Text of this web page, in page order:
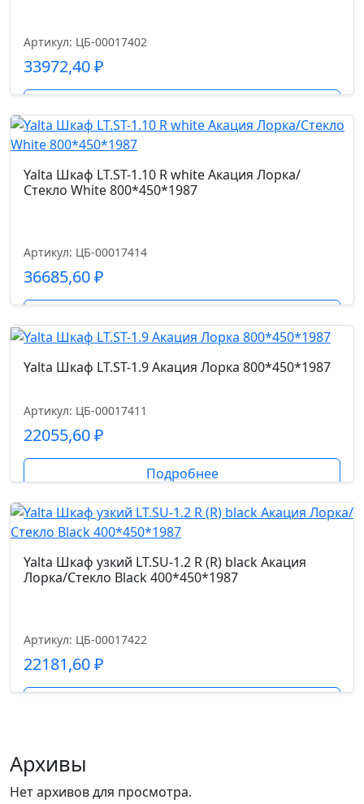
Артикул: ЦБ-00017402
33972,40₽
Yalta Шкаф LT.ST-1.10 R white Акация Лорка/
Стекло White 800*450*1987
Артикул: ЦБ-00017414
36685,60₽
Yalta Шкаф LT.ST-1.9 Акация Лорка 800*450*1987
Артикул: ЦБ-00017411
22055,60₽
Подробнее
Yalta Шкаф узкий LT.SU-1.2 R (R) black Акация
Лорка/Стекло Black 400*450*1987
Артикул: ЦБ-00017422
22181,60₽
Архивы
Нет архивов для просмотра.